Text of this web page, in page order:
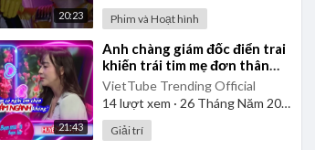
20:23 Phim và Hoạt hình
21:43
⁣Anh chàng giám đốc điển trai
khiến trái tim mẹ đơn thân
rung động | Bạn Muốn Hẹn Hò
VietTube Trending Official
14lượt xem · 26 Tháng Năm 2026
Giải trí